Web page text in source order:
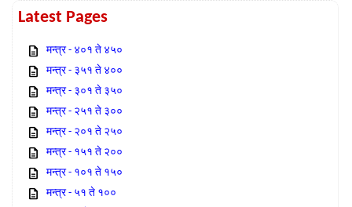
Latest Pages
मन्त्र - ४०१ ते ४५०
मन्त्र - ३५१ ते ४००
मन्त्र - ३०१ ते ३५०
मन्त्र - २५१ ते ३००
मन्त्र - २०१ ते २५०
मन्त्र - १५१ ते २००
मन्त्र - १०१ ते १५०
मन्त्र - ५१ ते १००